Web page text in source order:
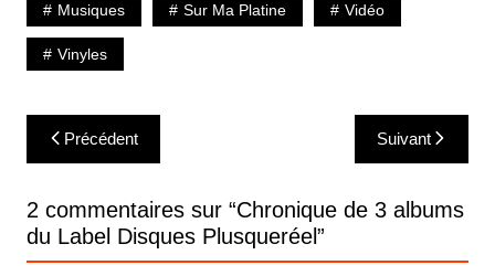
Musiques Sur Ma Platine Vidéo
Vinyles
Navigation
de
l’article
Précédent Suivant
2 commentaires sur “Chronique de 3 albums
du Label Disques Plusqueréel”